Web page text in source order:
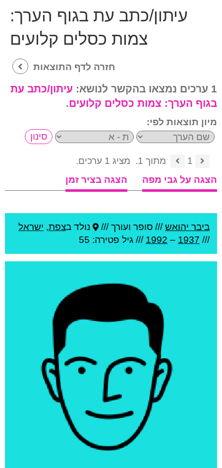
עיתון/כתב עת בגוף הערך:
צמות כסלים קלועים
חזרה לדף התוצאות
1 ערכים נמצאו בהקשר לנושא:
עיתון/כתב עת
בגוף הערך: צמות כסלים קלועים.
מיון תוצאות לפי:
1 מתוך 1.
מציג 1 ערכים.
הצגה על גבי מפה
הצגה בציר זמן
ביבר יהואש/// סופר ועורך /// נולד בצפת, ישראל
///
1937
–
1992 /// גיל פטירה: 55